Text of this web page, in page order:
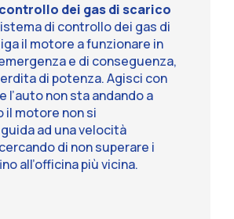
dei gas di scarico
di controllo dei gas di
il motore a funzionare in
e di conseguenza,
di potenza. Agisci con
l’auto non sta andando a
il motore non si
ad una velocità
di non superare i
all’officina più vicina.